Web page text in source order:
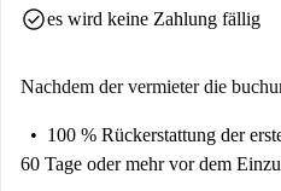
und die Annehmlichkeiten Portos zu
check_circlees wird keine Zahlung fällig
Nachdem der vermieter die
100 % Rückerstattung der
60 Tage oder mehr vor dem